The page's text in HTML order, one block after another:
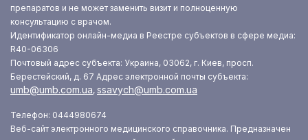
препаратов и не может заменить визит и полноценную
консультацию с врачом.
Идентификатор онлайн-медиа в Реестре субъектов в сфере медиа:
R40-06306
Почтовый адрес субъекта: Украина, 03062, г. Киев, просп.
Берестейский, д. 67 Адрес электронной почты субъекта:
umb@umb.com.ua, ssavych@umb.com.ua
Телефон: 0444980674
Веб-сайт электронного медицинского справочника. Предназначен